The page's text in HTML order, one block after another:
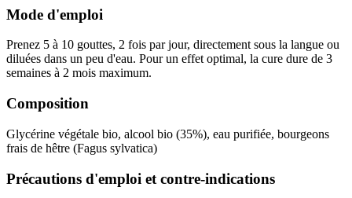
Mode d'emploi
Prenez 5 à 10 gouttes, 2 fois par jour, directement sous la langue ou
diluées dans un peu d'eau. Pour un effet optimal, la cure dure de 3
semaines à 2 mois maximum.
Composition
Glycérine végétale bio, alcool bio (35%), eau purifiée, bourgeons
frais de hêtre (Fagus sylvatica)
Précautions d'emploi et contre-indications